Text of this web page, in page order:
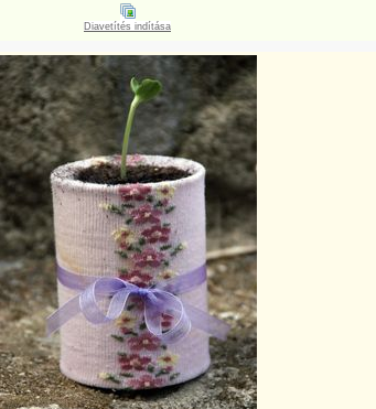
Diavetítés indítása